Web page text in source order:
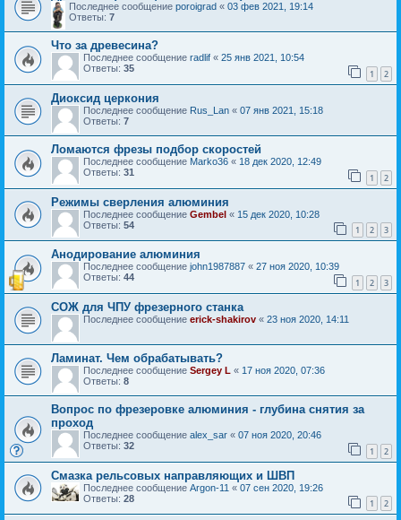
Последнее сообщение poroigrad « 03 фев 2021, 19:14
Ответы: 7
Что за древесина?
Последнее сообщение radlif « 25 янв 2021, 10:54
Ответы: 35 1 2
Диоксид церкония
Последнее сообщение Rus_Lan « 07 янв 2021, 15:18
Ответы: 7
Ломаются фрезы подбор скоростей
Последнее сообщение Marko36 « 18 дек 2020, 12:49
Ответы: 31 1 2
Режимы сверления алюминия
Последнее сообщение Gembel « 15 дек 2020, 10:28
Ответы: 54 1 2 3
Анодирование алюминия
Последнее сообщение john1987887 « 27 ноя 2020, 10:39
Ответы: 44 1 2 3
СОЖ для ЧПУ фрезерного станка
Последнее сообщение erick-shakirov « 23 ноя 2020, 14:11
Ламинат. Чем обрабатывать?
Последнее сообщение Sergey L « 17 ноя 2020, 07:36
Ответы: 8
Вопрос по фрезеровке алюминия - глубина снятия за
проход
Последнее сообщение alex_sar « 07 ноя 2020, 20:46
Ответы: 32 1 2
Смазка рельсовых направляющих и ШВП
Последнее сообщение Argon-11 « 07 сен 2020, 19:26
Ответы: 28 1 2